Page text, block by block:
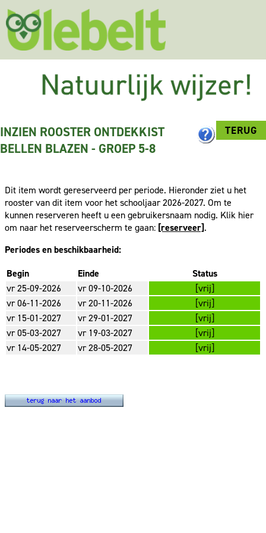
TERUG
INZIEN ROOSTER ONTDEKKIST
BELLEN BLAZEN - GROEP 5-8
Dit item wordt gereserveerd per periode. Hieronder ziet u het
rooster van dit item voor het schooljaar 2026-2027. Om te
kunnen reserveren heeft u een gebruikersnaam nodig. Klik hier
om naar het reserveerscherm te gaan: [reserveer].
Periodes en beschikbaarheid:
Begin
Einde
Status
vr 25-09-2026
vr 09-10-2026
[vrij]
vr 06-11-2026
vr 20-11-2026
[vrij]
vr 15-01-2027
vr 29-01-2027
[vrij]
vr 05-03-2027
vr 19-03-2027
[vrij]
vr 14-05-2027
vr 28-05-2027 [vrij]